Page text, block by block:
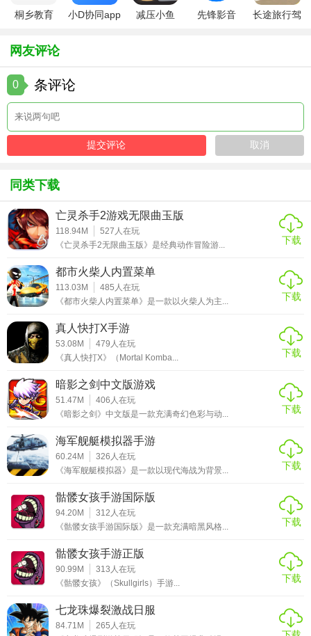
招或突袭。
人偷袭后方）。
5. 观察细节：注意战场中的隐藏道具（如加速带、治疗包）
和敌人行动规律。
【火柴人物理战场最新版测评】
- 优点：物理引擎的趣味性极强，每局对战充满意外性；关卡
手，但深度策略空间充足。
- 缺点：部分关卡难度曲线陡峭，新手可能需多次尝试；多人
模式对网络稳定性要求较高。
- 总结：一款轻松解压又充满挑战的物理竞技游戏，适合碎片
时间娱乐或与朋友联机开黑，推荐给喜欢策略与搞笑元素结
合的玩家。
桐乡教育
小D协同app
减压小鱼
先锋影音
长途旅行驾
网友评论
0 条评论
同类下载
亡灵杀手2游戏无限曲玉版
118.94M 527 人在玩
《亡灵杀手2无限曲玉版》是经典动作冒险游...
下载
都市火柴人内置菜单
113.03M 485 人在玩
《都市火柴人内置菜单》是一款以火柴人为主...
下载
真人快打X手游
53.08M 479 人在玩
《真人快打X》（Mortal Komba...
下载
暗影之剑中文版游戏
51.47M 406 人在玩
《暗影之剑》中文版是一款充满奇幻色彩与动...
下载
海军舰艇模拟器手游
60.24M 326 人在玩
《海军舰艇模拟器》是一款以现代海战为背景...
下载
骷髅女孩手游国际版
94.20M 312 人在玩
《骷髅女孩手游国际版》是一款充满暗黑风格...
下载
骷髅女孩手游正版
90.99M 313 人在玩
《骷髅女孩》（Skullgirls）手游...
下载
七龙珠爆裂激战日服
84.71M 265 人在玩